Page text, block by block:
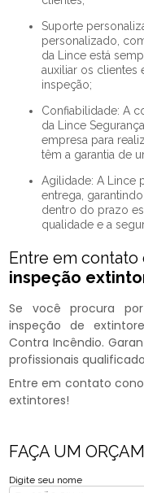
Suporte personalizado: A empresa oferece um suporte
personalizado,
da Lince está
auxiliar os clientes
inspeção;
Confiabilidade: A confiança dos clientes é um dos pilares
da Lince
empresa para
têm a garantia de
Agilidade: A Lince preza pela agilidade nos prazos de
entrega,
dentro do prazo
qualidade e a
Entre em contato
inspeção
Se você procura
inspeção de
Contra Incêndio.
profissionais
Entre em contato
extintores!
FAÇA UM
Digite seu nome